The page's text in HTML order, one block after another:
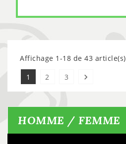
Affichage 1-18 de 43 article(s)
1
2 3 
HOMME / FEMME